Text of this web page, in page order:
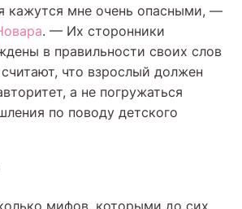
кажутся мне очень опасными, —
. — Их сторонники
в правильности своих слов
что взрослый должен
а не погружаться
по поводу детского